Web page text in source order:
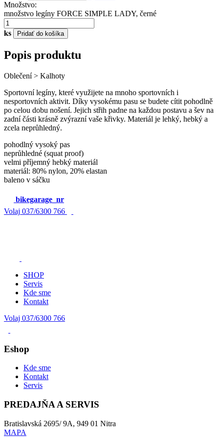
Množstvo:
množstvo legíny FORCE SIMPLE LADY, černé
ks Pridať do košíka
Popis produktu
Oblečení > Kalhoty
Sportovní legíny, které využijete na mnoho sportovních i
nesportovních aktivit. Díky vysokému pasu se budete cítit pohodlně
po celou dobu nošení. Jejich střih padne na každou postavu a šev na
zadní části krásně zvýrazní vaše křivky. Materiál je lehký, hebký a
zcela neprůhledný.
pohodlný vysoký pas
neprůhledné (squat proof)
velmi příjemný hebký materiál
materiál: 80% nylon, 20% elastan
baleno v sáčku
bikegarage_nr
Volaj 037/6300 766
SHOP
Servis
Kde sme
Kontakt
Volaj 037/6300 766
Eshop
Kde sme
Kontakt
Servis
PREDAJŇA A SERVIS
Bratislavská 2695/ 9A, 949 01 Nitra
MAPA